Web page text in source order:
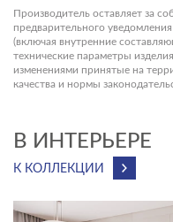
Надёжный
тыс. циклов
Поворотный излив 360
Дополнительный канал
3 трендовых цвета
Производитель оставляет за
предварительного
(включая внутренние
технические параметры
изменениями принятые на
качества и нормы
В ИНТЕРЬЕРЕ
К КОЛЛЕКЦИИ